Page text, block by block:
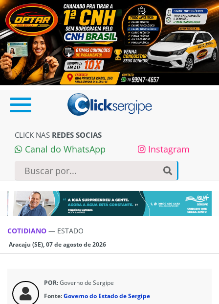
CLICK NAS REDES SOCIAS
Canal do WhatsApp Instagram
COTIDIANO — ESTADO
Aracaju (SE), 07 de agosto de 2026
POR:Governo de Sergipe
Fonte:Governo do Estado de Sergipe